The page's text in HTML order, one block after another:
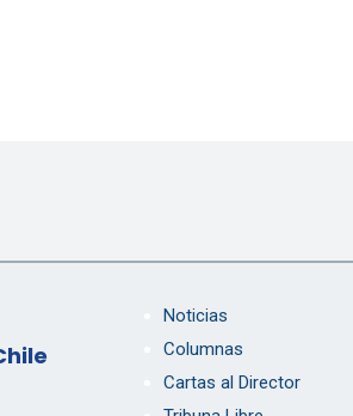
Noticias
Columnas
Cartas al Director